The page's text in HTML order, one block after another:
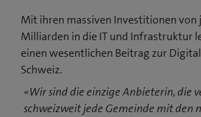
Mit ihren massiven Investitionen von
Milliarden in die IT und Infrastruktur
einen wesentlichen Beitrag zur
Schweiz.
«Wir sind die einzige Anbieterin, die
schweizweit jede Gemeinde mit den